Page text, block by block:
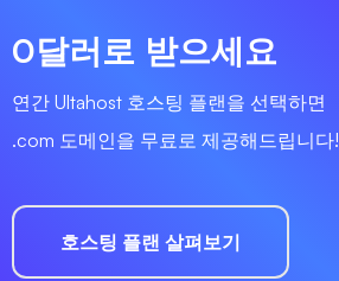
0달러로 받으세요
연간 Ultahost 호스팅 플랜을 선택하면
.com 도메인을 무료로 제공해드립니다!
호스팅 플랜 살펴보기